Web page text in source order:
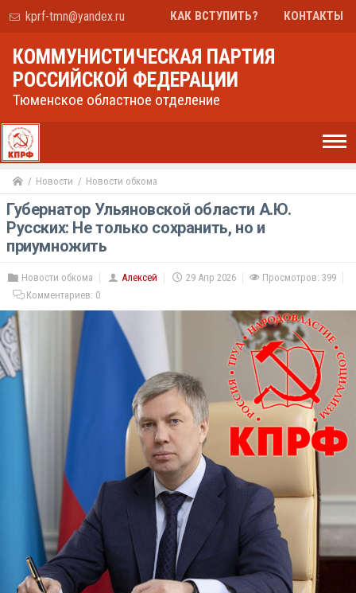
kprf-tmn@yandex.ru КАК ВСТУПИТЬ? КОНТАКТЫ
КОММУНИСТИЧЕСКАЯ ПАРТИЯ
РОССИЙСКОЙ ФЕДЕРАЦИИ
Тюменское областное отделение
Новости Новости обкома
Губернатор Ульяновской области А.Ю.
Русских: Не только сохранить, но и
приумножить
Новости обкома Алексей 29 Апр 2026
Просмотров: 399
Комментариев: 0